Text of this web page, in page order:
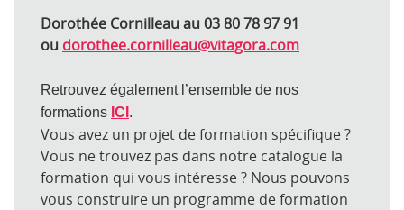
Dorothée Cornilleau au 03 80 78 97 91
ou dorothee.cornilleau@vitagora.com
Retrouvez également l’ensemble de nos
formations ICI .
Vous avez un projet de formation spécifique ?
Vous ne trouvez pas dans notre catalogue la
formation qui vous intéresse ? Nous pouvons
vous construire un programme de formation